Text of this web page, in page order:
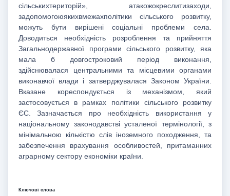
сільськихтериторій», атакожокреслитизаходи,
задопомогоюякихвмежахполітики сільського розвитку,
можуть бути вирішені соціальні проблеми села.
Доводиться необхідність розроблення та прийняття
Загальнодержавної програми сільського розвитку, яка
мала б довгостроковий період виконання,
здійснювалася центральними та місцевими органами
виконавчої влади і затверджувалася Законом України.
Вказане кореспондується із механізмом, який
застосовується в рамках політики сільського розвитку
ЄС. Зазначається про необхідність використання у
національному законодавстві усталеної термінології, з
мінімальною кількістю слів іноземного походження, та
забезпечення врахування особливостей, притаманних
аграрному сектору економіки країни.
Ключові слова